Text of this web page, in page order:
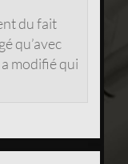
du fait
qu’avec
modifié qui